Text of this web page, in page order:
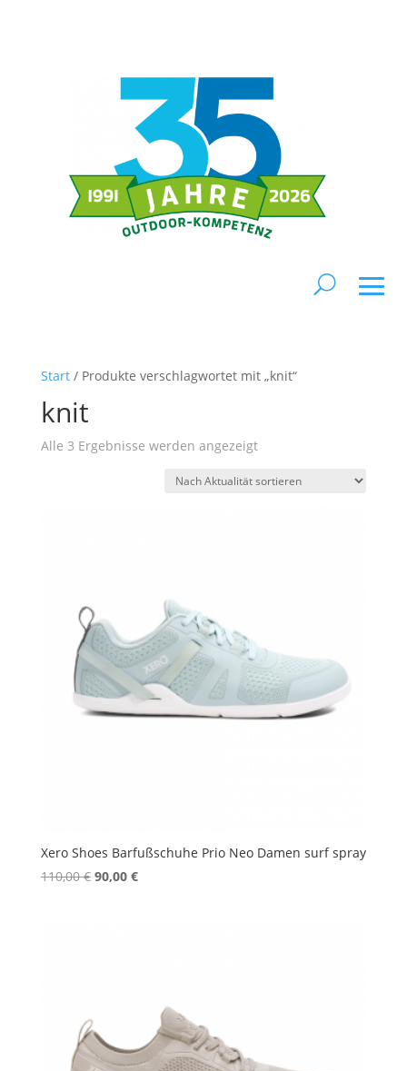
Start/ Produkte verschlagwortet mit „knit“
knit
Alle 3 Ergebnisse werden angezeigtNach
sortiert
Xero Shoes Barfußschuhe Prio Neo Damen surf spray
110,00€ Ursprünglicher
90,00 €Aktueller